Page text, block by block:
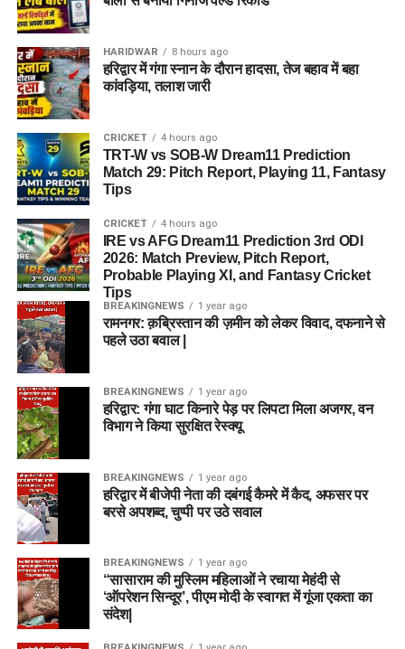
HARIDWAR 8 hours ago
हरिद्वार में गंगा स्नान के दौरान हादसा, तेज बहाव में बहा
कांवड़िया, तलाश जारी
CRICKET 4 hours ago
TRT-W vs SOB-W Dream11 Prediction
Match 29: Pitch Report, Playing 11, Fantasy
Tips
CRICKET 4 hours ago
IRE vs AFG Dream11 Prediction 3rd ODI
2026: Match Preview, Pitch Report,
Probable Playing XI, and Fantasy Cricket
Tips
BREAKINGNEWS 1 year ago
रामनगर: क़ब्रिस्तान की ज़मीन को लेकर विवाद, दफनाने से
पहले उठा बवाल |
BREAKINGNEWS 1 year ago
हरिद्वार: गंगा घाट किनारे पेड़ पर लिपटा मिला अजगर, वन
विभाग ने किया सुरक्षित रेस्क्यू
BREAKINGNEWS 1 year ago
हरिद्वार में बीजेपी नेता की दबंगई कैमरे में कैद, अफसर पर
बरसे अपशब्द, चुप्पी पर उठे सवाल
BREAKINGNEWS 1 year ago
“सासाराम की मुस्लिम महिलाओं ने रचाया मेहंदी से
‘ऑपरेशन सिन्दूर’, पीएम मोदी के स्वागत में गूंजा एकता का
संदेश|